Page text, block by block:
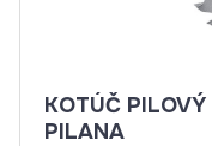
KOTÚČ
PILANA